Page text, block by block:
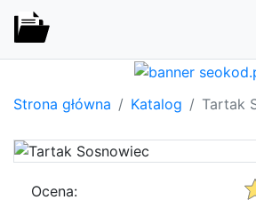
Strona główna Katalog Tartak
Ocena: